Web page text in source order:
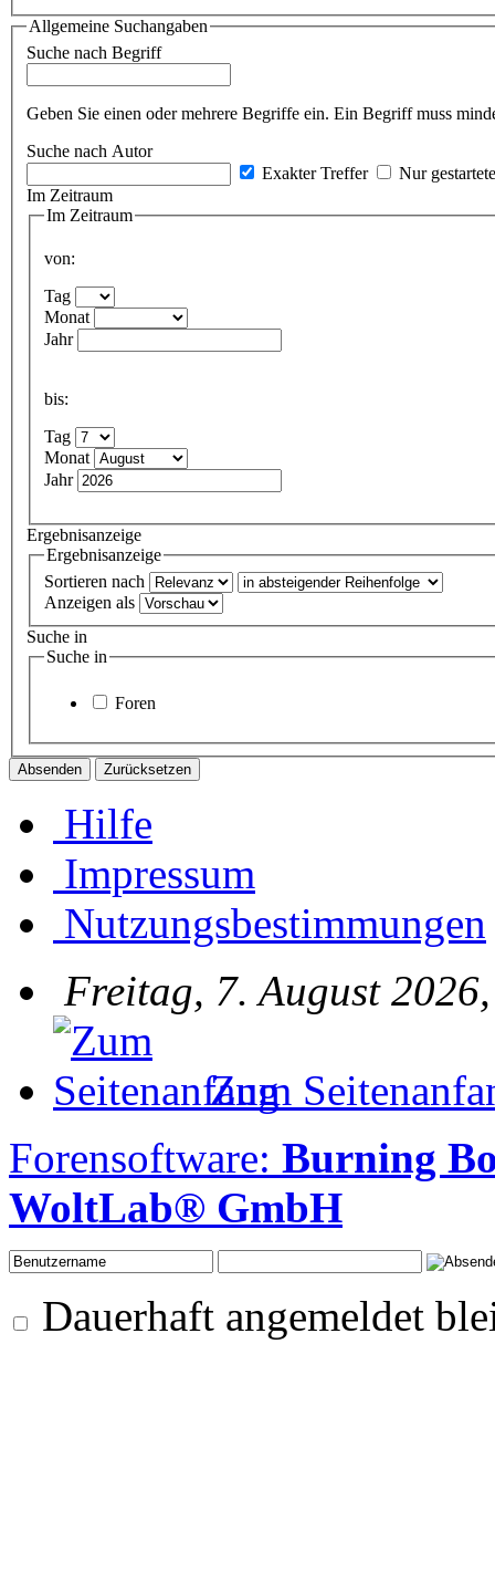
Allgemeine Suchangaben
Suche nach Begriff
Geben Sie einen oder mehrere Begriffe ein. Ein Begriff muss
Suche nach Autor
Exakter Treffer
Nur
Im Zeitraum
Im Zeitraum
von:
Tag
Monat
Jahr
bis:
Tag
Monat
Jahr
Ergebnisanzeige
Ergebnisanzeige
Sortieren nach
Anzeigen als
Suche in
Suche in
Foren
Hilfe
Impressum
Nutzungsbestimmungen
Freitag, 7. August
Zum
Forensoftware: Burning
WoltLab® GmbH
Dauerhaft angemeldet